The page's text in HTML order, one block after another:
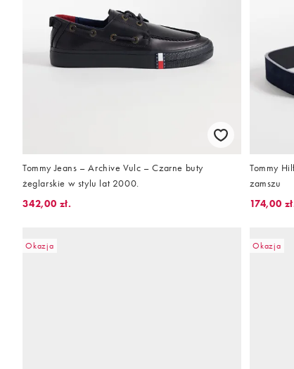
Tommy Jeans – Archive Vulc – Czarne buty
żeglarskie w stylu lat 2000.
342,00 zł.
Tommy
zamszu
174,00
Okazja Okazja